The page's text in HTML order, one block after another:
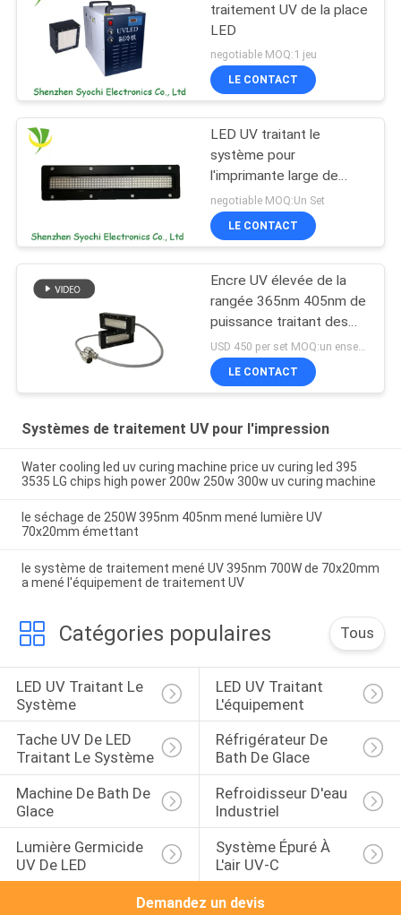
traitement UV de la place
LED
negotiable MOQ:1 jeu
LE CONTACT
LED UV traitant le
système pour
l'imprimante large de
format
negotiable MOQ:Un Set
LE CONTACT
Encre UV élevée de la
rangée 365nm 405nm de
puissance traitant des
systèmes
LE CONTACT
Systèmes de traitement UV pour l'impression
Water cooling led uv curing machine price uv curing led 395
3535 LG chips high power 200w 250w 300w uv curing machine
le séchage de 250W 395nm 405nm mené lumière UV
70x20mm émettant
le système de traitement mené UV 395nm 700W de 70x20mm
a mené l'équipement de traitement UV
Catégories populaires Tous
LED UV Traitant Le
Système
LED UV Traitant
L'équipement
Tache UV De LED
Traitant Le Système
Réfrigérateur De
Bath De Glace
Machine De Bath De
Glace
Refroidisseur D'eau
Industriel
Lumière Germicide
UV De LED
Système Épuré À
L'air UV-C
Demandez un devis